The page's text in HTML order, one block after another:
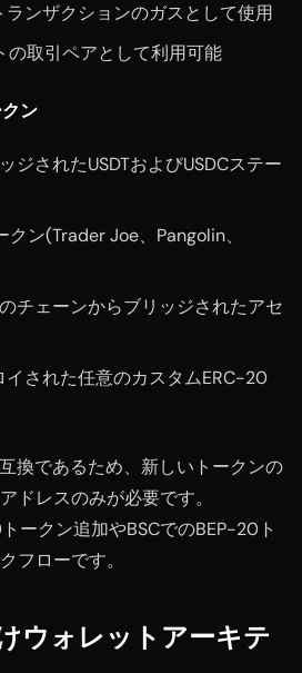
ンザクションのガスとして使用
の取引ペアとして利用可能
ン
ジされたUSDTおよびUSDCステー
ン(Trader Joe、Pangolin、
チェーンからブリッジされたアセ
された任意のカスタムERC-20
換であるため、新しいトークンの
ドレスのみが必要です。
ークン追加やBSCでのBEP-20ト
フローです。
ウォレットアーキテ